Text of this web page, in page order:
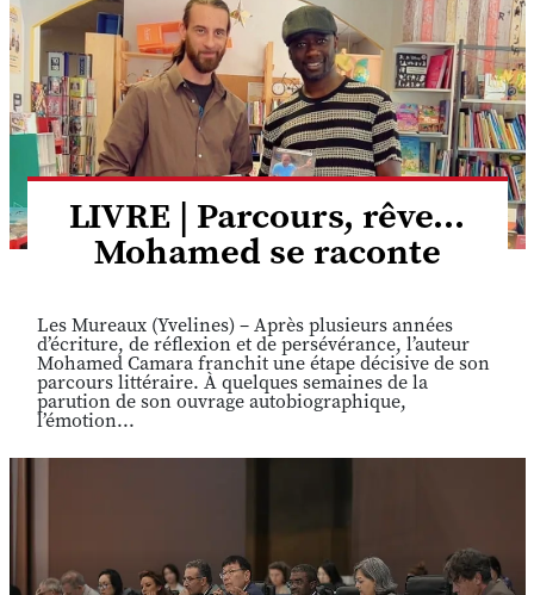
LIVRE | Parcours, rêve...
Mohamed se raconte
Les Mureaux (Yvelines) – Après plusieurs années
d’écriture, de réflexion et de persévérance, l’auteur
Mohamed Camara franchit une étape décisive de son
parcours littéraire. À quelques semaines de la
parution de son ouvrage autobiographique,
l’émotion...